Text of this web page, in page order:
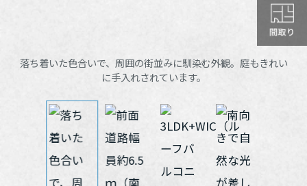
デザイナーズギャラリー
住まいづくりガイド
土地活用モデルルーム見学
土地活用実例
リフォームの流れ
リフォーム事例
複合開発事業（ASMACI-アスマチ-）
再開発・官民連携事業
分譲マンション開発事業
収益不動産・投資開発事業
住まいるりんぐ（ロングサポート）
保証制度
IR情報
ニュース
展示場・ イベント情報
カタログ請求
住まいのご相談
落ち着いた色合いで、周囲の街並みに馴染む外観。庭もきれい
に手入れされています。